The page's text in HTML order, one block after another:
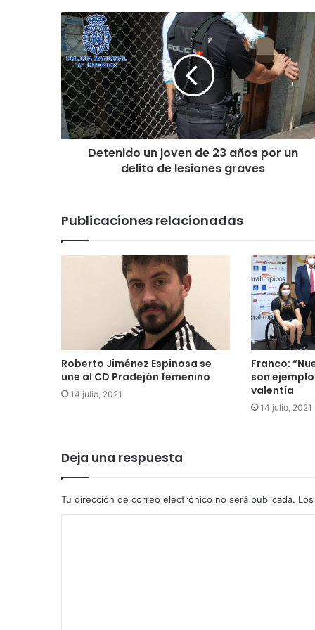
Detenido un joven de 23 años por un
delito de lesiones graves
Publicaciones relacionadas
Roberto Jiménez Espinosa se
une al CD Pradejón femenino
14 julio, 2021
Franco:
son
valentía
14 julio, 2021
Deja una respuesta
Tu dirección de correo electrónico no será publicada.